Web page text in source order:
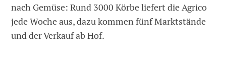
nach Gemüse: Rund 3000 Körbe liefert die Agrico
jede Woche aus, dazu kommen fünf Marktstände
und der Verkauf ab Hof.